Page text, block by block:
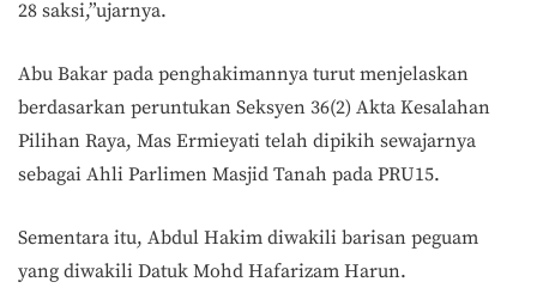
28 saksi,”ujarnya.
Abu Bakar pada penghakimannya turut menjelaskan
berdasarkan peruntukan Seksyen 36(2) Akta Kesalahan
Pilihan Raya, Mas Ermieyati telah dipikih sewajarnya
sebagai Ahli Parlimen Masjid Tanah pada PRU15.
Sementara itu, Abdul Hakim diwakili barisan peguam
yang diwakili Datuk Mohd Hafarizam Harun.